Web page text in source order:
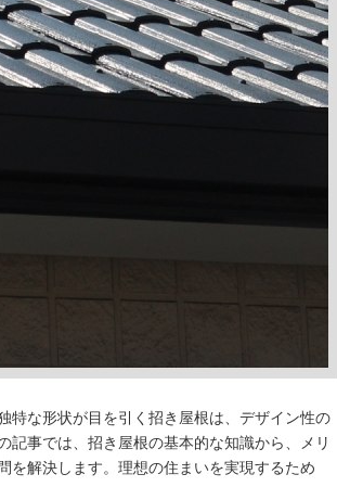
特な形状が目を引く招き屋根は、デザイン性の
事では、招き屋根の基本的な知識から、メリ
を解決します。理想の住まいを実現するため